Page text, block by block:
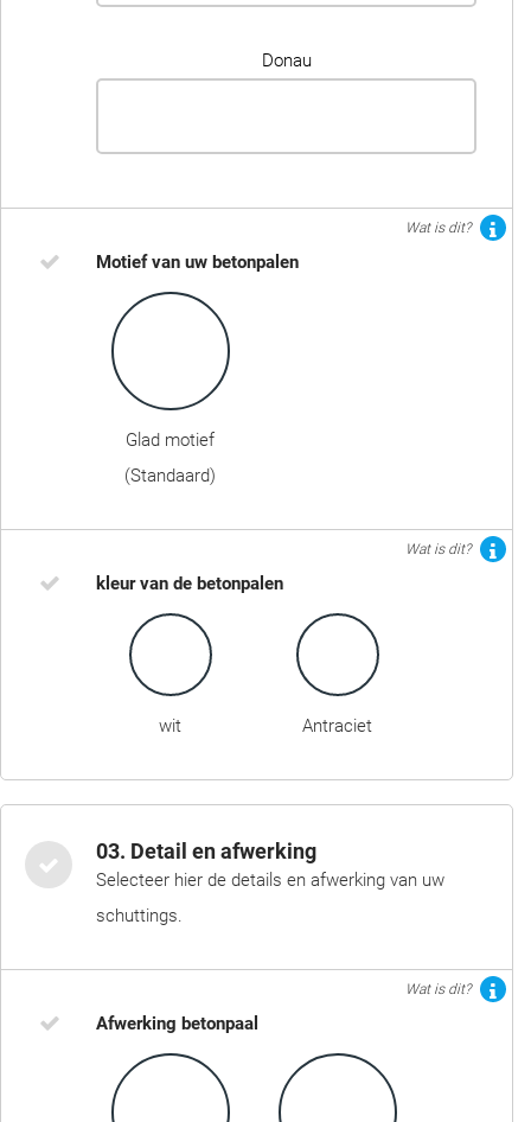
Donau
Wat is dit?
Motief van uw betonpalen
Glad motief
(Standaard)
Wat is dit?
kleur van de betonpalen
wit Antraciet
03. Detail en afwerking
Selecteer hier de details en afwerking van uw
schuttings.
Wat is dit?
Afwerking betonpaal